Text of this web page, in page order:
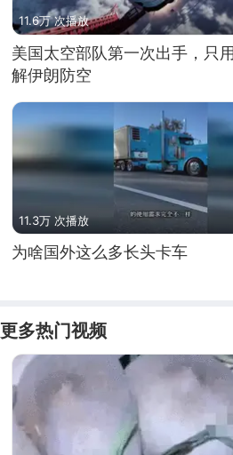
11.6万 次播放
美国太空部队第一次出手，只
解伊朗防空
11.3万 次播放
为啥国外这么多长头卡车
更多热门视频